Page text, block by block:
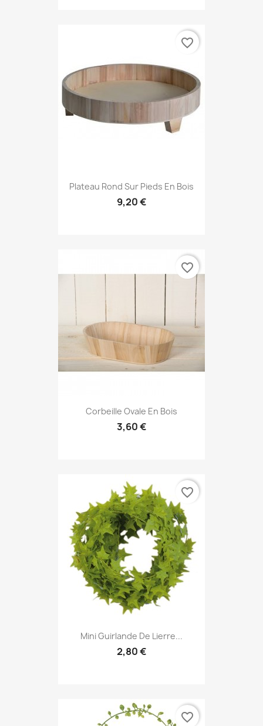
Plateau Rond Sur Pieds En Bois
9,20 €
favorite_border
Corbeille Ovale En Bois
3,60 €
favorite_border
Mini Guirlande De Lierre...
2,80 €
favorite_border
favorite_border